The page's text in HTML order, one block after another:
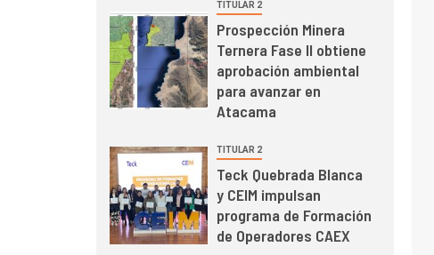
transportar cátodos al
Puerto de San Antonio
2 I+D
Producción minera en
mayo de 2026 cae
10,6%
PIB minero impacta el
crecimiento regional:
Banco Central reporta
resultados dispares en
el primer trimestre
TITULAR 2
Prospección Minera
Ternera Fase II obtiene
aprobación ambiental
para avanzar en
Atacama
TITULAR 2
Teck Quebrada Blanca
y CEIM impulsan
programa de Formación
de Operadores CAEX